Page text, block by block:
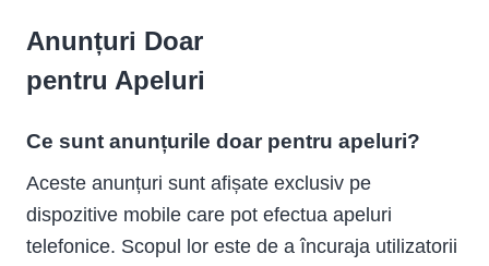
Anunțuri Doar
pentru Apeluri
Ce sunt anunțurile doar pentru apeluri?
Aceste anunțuri sunt afișate exclusiv pe
dispozitive mobile care pot efectua apeluri
telefonice. Scopul lor este de a încuraja utilizatorii